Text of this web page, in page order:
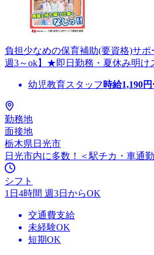
負担少なめの保育補助(要資格)サポ
週3～ok】★即日勤務・夏休み明け
幼児教育スタッフ 時給1,190
勤務地
面接地
栃木県日光市
日光市内に多数！＜駅チカ・車通
シフト
1日4時間 週3日からOK
交通費支給
未経験OK
短期OK